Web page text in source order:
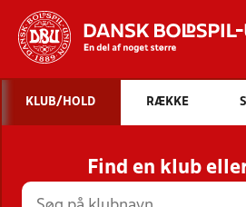
STILLINGER,
HOLD
KLUB/HOLD RÆKKE
Find en klub